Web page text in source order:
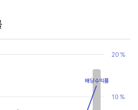
자보상배율과 현금흐름표를 함께 체크하면, 부도
2 data series.
categories.
displaying values, and values.
10 %
20 %
배당수익률